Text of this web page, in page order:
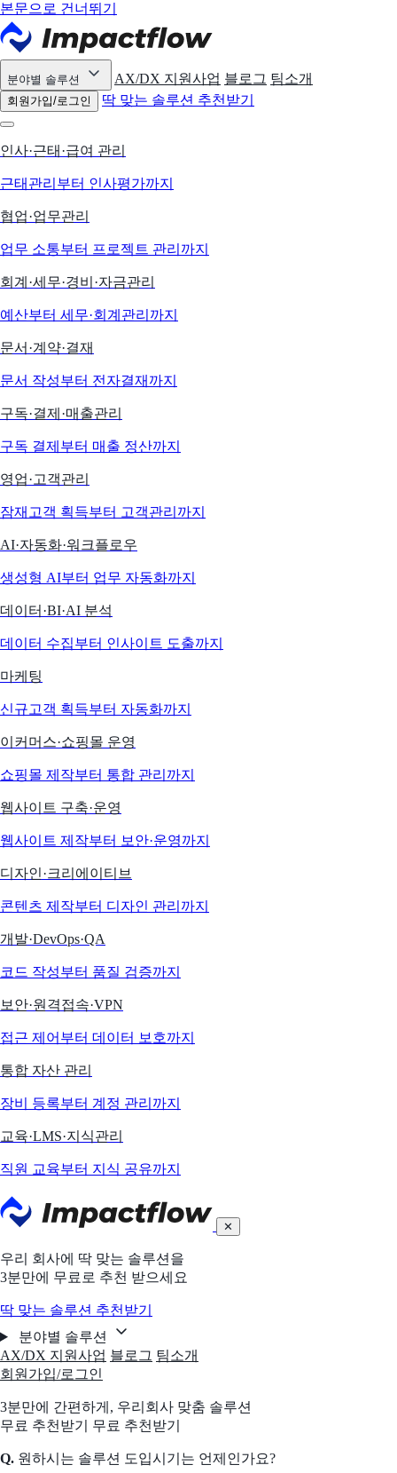
본문으로 건너뛰기
분야별 솔루션 AX/DX 지원사업 블로그 팀소개
회원가입/로그인 딱 맞는 솔루션 추천받기
인사·근태·급여 관리
근태관리부터 인사평가까지
협업·업무관리
업무 소통부터 프로젝트 관리까지
회계·세무·경비·자금관리
예산부터 세무·회계관리까지
문서·계약·결재
문서 작성부터 전자결재까지
구독·결제·매출관리
구독 결제부터 매출 정산까지
영업·고객관리
잠재고객 획득부터 고객관리까지
AI·자동화·워크플로우
생성형 AI부터 업무 자동화까지
데이터·BI·AI 분석
데이터 수집부터 인사이트 도출까지
마케팅
신규고객 획득부터 자동화까지
이커머스·쇼핑몰 운영
쇼핑몰 제작부터 통합 관리까지
웹사이트 구축·운영
웹사이트 제작부터 보안·운영까지
디자인·크리에이티브
콘텐츠 제작부터 디자인 관리까지
개발·DevOps·QA
코드 작성부터 품질 검증까지
보안·원격접속·VPN
접근 제어부터 데이터 보호까지
통합 자산 관리
장비 등록부터 계정 관리까지
교육·LMS·지식관리
직원 교육부터 지식 공유까지
✕
우리 회사에 딱 맞는 솔루션을
3분만에 무료로 추천 받으세요
딱 맞는 솔루션 추천받기
분야별 솔루션
AX/DX 지원사업 블로그 팀소개
회원가입/로그인
3분만에 간편하게, 우리회사 맞춤 솔루션
무료 추천받기
무료 추천받기
Q. 원하시는 솔루션 도입시기는 언제인가요?